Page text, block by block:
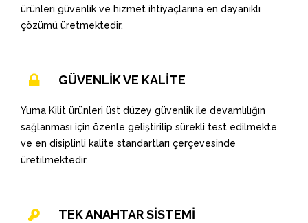
ürünleri güvenlik ve hizmet ihtiyaçlarına en dayanıklı
çözümü üretmektedir.
GÜVENLİK VE KALİTE
Yuma Kilit ürünleri üst düzey güvenlik ile devamlılığın
sağlanması için özenle geliştirilip sürekli test edilmekte
ve en disiplinli kalite standartları çerçevesinde
üretilmektedir.
TEK ANAHTAR SİSTEMİ